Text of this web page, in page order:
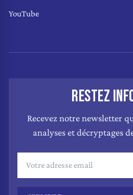
YouTube
RESTEZ
Recevez notre newsletter
analyses et décryptages